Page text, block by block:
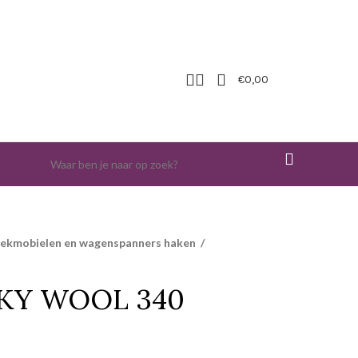
€0,00
en wagenspanners haken /
WOOL 340